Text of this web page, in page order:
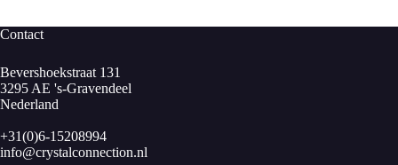
Contact
Bevershoekstraat 131
3295 AE 's-Gravendeel
Nederland
+31(0)6-15208994
info@crystalconnection.nl